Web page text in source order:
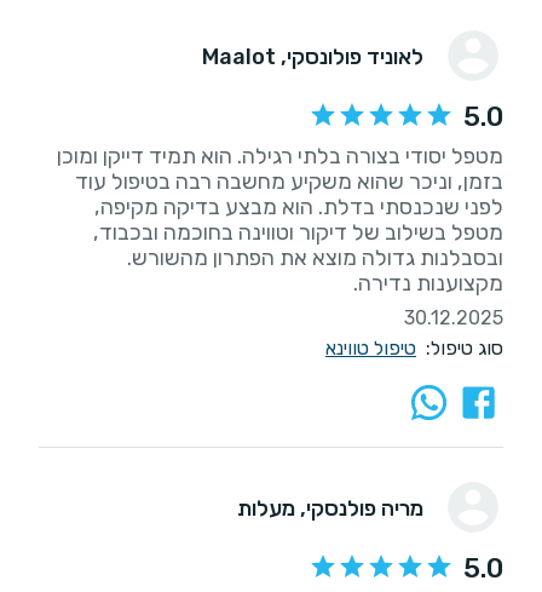
לאוניד פולונסקי, Maalot
5.0
מטפל יסודי בצורה בלתי רגילה. הוא תמיד דייקן ומוכן
בזמן, וניכר שהוא משקיע מחשבה רבה בטיפול עוד
לפני שנכנסתי בדלת. הוא מבצע בדיקה מקיפה,
מטפל בשילוב של דיקור וטווינה בחוכמה ובכבוד,
ובסבלנות גדולה מוצא את הפתרון מהשורש.
מקצוענות נדירה.
30.12.2025
סוג טיפול: טיפול טווינא
מריה פולנסקי, מעלות
5.0